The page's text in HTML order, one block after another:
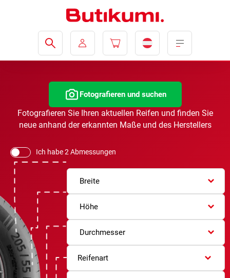
Fotografieren und suchen
Fotografieren Sie Ihren aktuellen Reifen und finden Sie
neue anhand der erkannten Maße und des Herstellers
Ich habe 2 Abmessungen
Breite
Höhe
Durchmesser
Reifenart